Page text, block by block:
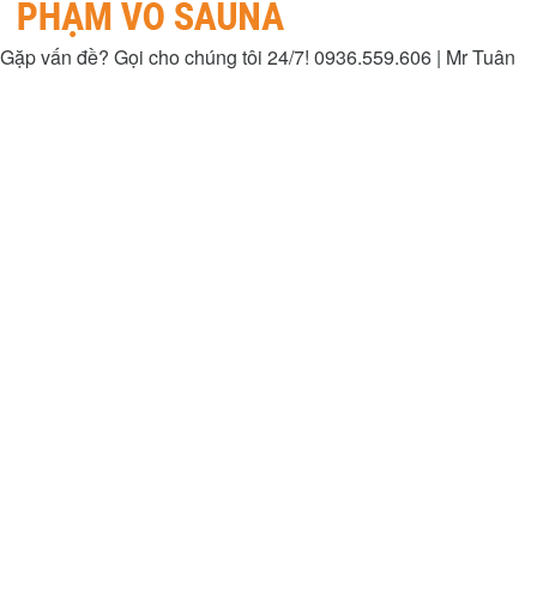
Gặp vấn đề? Gọi cho chúng tôi 24/7! 0936.559.606 | Mr Tuân